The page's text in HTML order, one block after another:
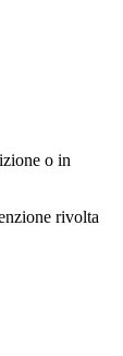
o in
rivolta